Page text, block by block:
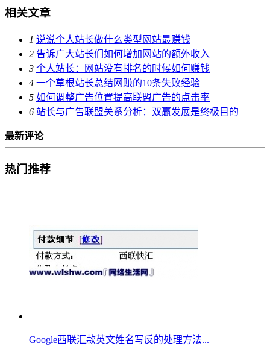
相关文章
1 说说个人站长做什么类型网站最赚钱
2 告诉广大站长们如何增加网站的额外收入
3 个人站长：网站没有排名的时候如何赚钱
4 一个草根站长总结网赚的10条失败经验
5 如何调整广告位置提高联盟广告的点击率
6 站长与广告联盟关系分析：双赢发展是终极目的
最新评论
热门推荐
Google西联汇款英文姓名写反的处理方法...